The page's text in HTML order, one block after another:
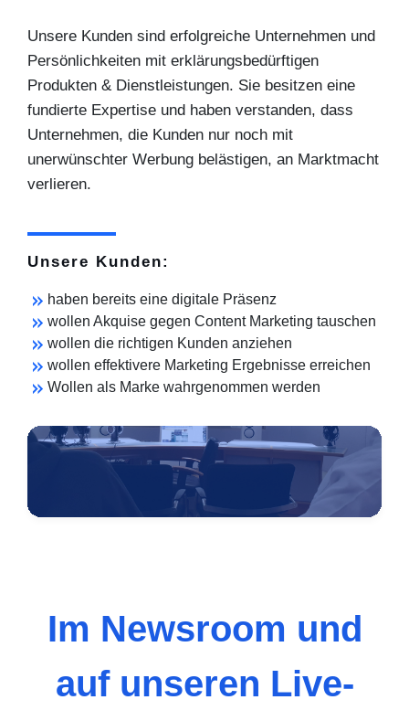
Unsere Kunden sind erfolgreiche Unternehmen und
Persönlichkeiten mit erklärungsbedürftigen
Produkten & Dienstleistungen. Sie besitzen eine
fundierte Expertise und haben verstanden, dass
Unternehmen, die Kunden nur noch mit
unerwünschter Werbung belästigen, an Marktmacht
verlieren.
Unsere Kunden:
haben bereits eine digitale Präsenz
wollen Akquise gegen Content Marketing tauschen
wollen die richtigen Kunden anziehen
wollen effektivere Marketing Ergebnisse erreichen
Wollen als Marke wahrgenommen werden
Im Newsroom und
auf unseren Live-